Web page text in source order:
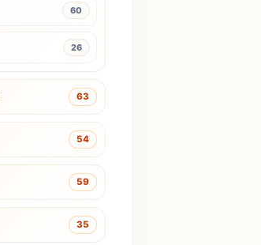
60
26
63
54
59
35